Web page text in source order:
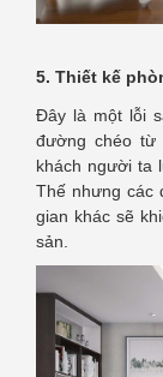
5. Thiết kế
Đây là một lỗi
đường chéo từ
khách người ta
Thế nhưng các
gian khác sẽ
sản.